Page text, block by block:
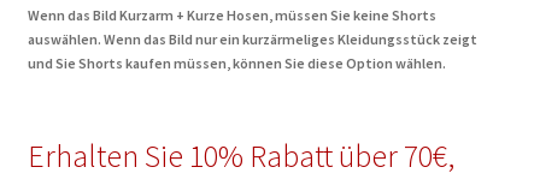
Wenn das Bild Kurzarm + Kurze Hosen, müssen Sie keine Shorts
auswählen. Wenn das Bild nur ein kurzärmeliges Kleidungsstück zeigt
und Sie Shorts kaufen müssen, können Sie diese Option wählen.
Erhalten Sie 10% Rabatt über 70€,